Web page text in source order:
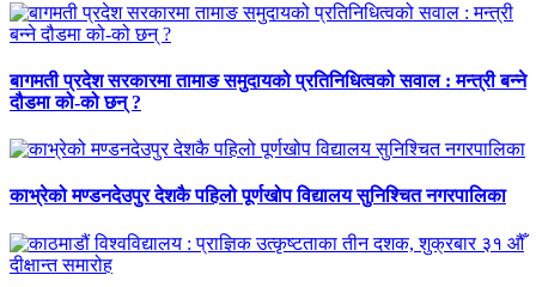
बागमती प्रदेश सरकारमा तामाङ समुदायको प्रतिनिधित्वको सवाल : मन्त्री बन्ने
दौडमा को‐को छन् ?
काभ्रेको मण्डनदेउपुर देशकै पहिलो पूर्णखोप विद्यालय सुनिश्चित नगरपालिका